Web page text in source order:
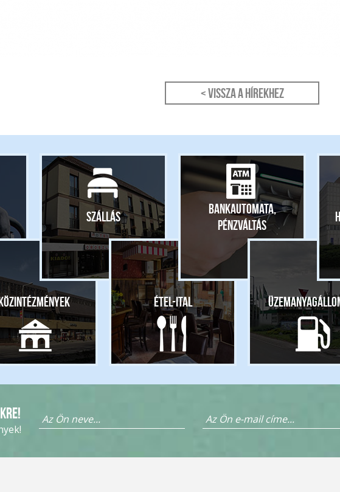
< Vissza a hírekhez
Szállás
Étel-ital
Bankautomata,
pénzváltás